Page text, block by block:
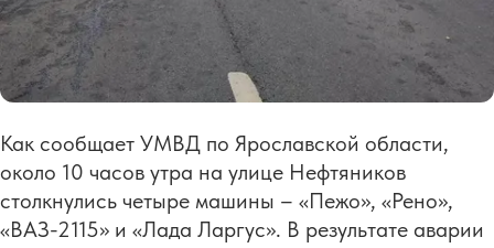
Как сообщает УМВД по Ярославской области,
около 10 часов утра на улице Нефтяников
столкнулись четыре машины – «Пежо», «Рено»,
«ВАЗ-2115» и «Лада Ларгус». В результате аварии